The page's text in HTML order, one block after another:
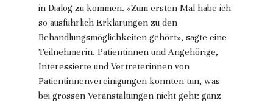
in Dialog zu kommen. «Zum ersten Mal habe ich
so ausführlich Erklärungen zu den
Behandlungsmöglichkeiten gehört», sagte eine
Teilnehmerin. Patientinnen und Angehörige,
Interessierte und Vertreterinnen von
Patientinnenvereinigungen konnten tun, was
bei grossen Veranstaltungen nicht geht: ganz